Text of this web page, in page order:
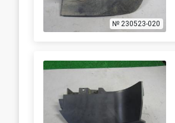
№ 230523-020